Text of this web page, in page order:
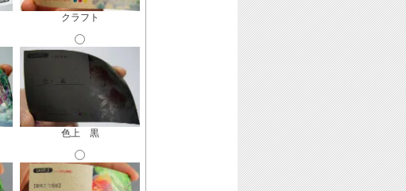
クラフト
色上 黒